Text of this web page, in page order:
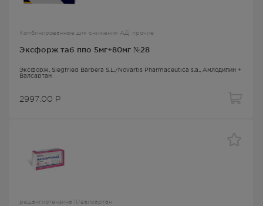
Комбинированные для снижения АД, прочие
Эксфорж таб ппо 5мг+80мг №28
Эксфорж , Siegfried Barbera S.L./Novartis Pharmaceutica s.a., Амлодипин +
Валсартан
2997.00 Р
рец.ангиотензина II/валсартан